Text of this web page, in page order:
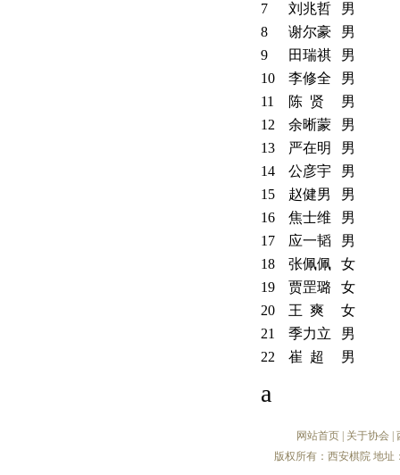
7
刘兆哲
男
8
谢尔豪
男
9
田瑞祺
男
10
李修全
男
11
陈 贤
男
12
余晰蒙
男
13
严在明
男
14
公彦宇
男
15
赵健男
男
16
焦士维
男
17
应一韬
男
18
张佩佩
女
19
贾罡璐
女
20
王 爽
女
21
季力立
男
22
崔 超 男
a
网站首页 关于协会
版权所有：西安棋院 地址